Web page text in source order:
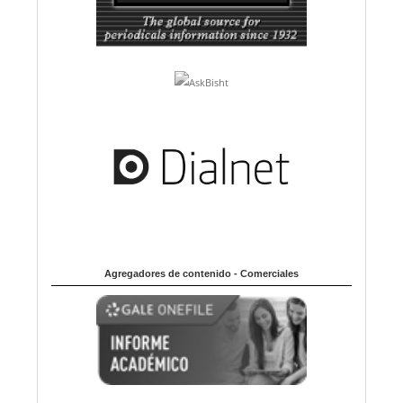
Agregadores de contenido - Comerciales